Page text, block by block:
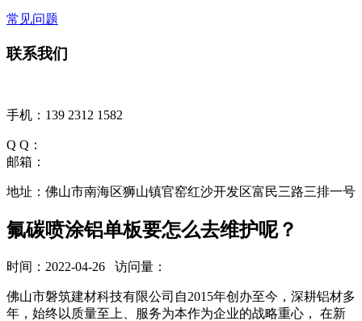
常见问题
联系我们
手机：139 2312 1582
Q Q：
邮箱：
地址：佛山市南海区狮山镇官窑红沙开发区富民三路三排一号
氟碳喷涂铝单板要怎么去维护呢？
时间：2022-04-26 访问量：
佛山市磐筑建材科技有限公司自2015年创办至今，深耕铝材多
年，始终以质量至上、服务为本作为企业的战略重心， 在新